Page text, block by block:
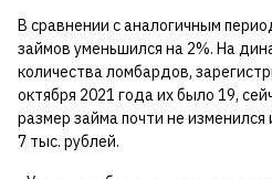
В сравнении с аналогичным
займов уменьшился на 2%. На
количества ломбардов,
октября 2021 года их было 19,
размер займа почти не изменился
7 тыс. рублей.